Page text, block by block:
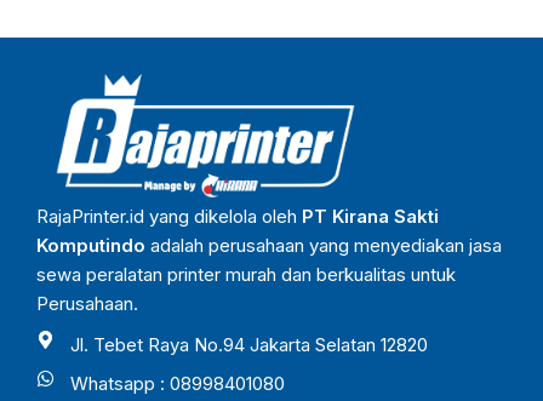
RajaPrinter.id yang dikelola oleh PT Kirana Sakti
Komputindo adalah perusahaan yang menyediakan jasa
sewa peralatan printer murah dan berkualitas untuk
Perusahaan.
Jl. Tebet Raya No.94 Jakarta Selatan 12820
Whatsapp : 08998401080